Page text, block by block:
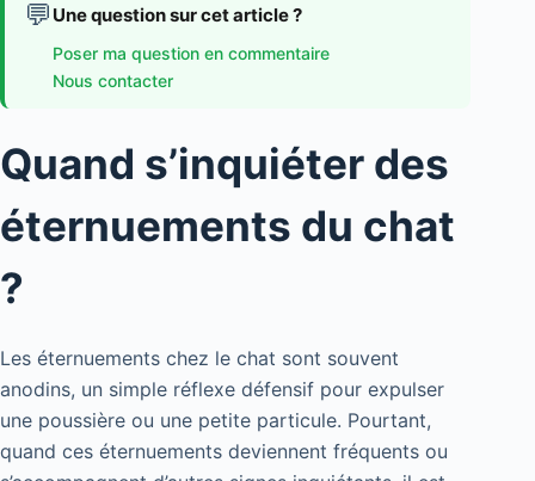
💬 Une question sur cet article ?
Poser ma question en commentaire
Nous contacter
Quand s’inquiéter des
éternuements du chat
?
Les éternuements chez le chat sont souvent
anodins, un simple réflexe défensif pour expulser
une poussière ou une petite particule. Pourtant,
quand ces éternuements deviennent fréquents ou